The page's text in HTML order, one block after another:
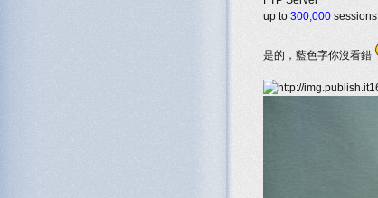
up to 300,000sessions
是的，藍色字你沒看錯